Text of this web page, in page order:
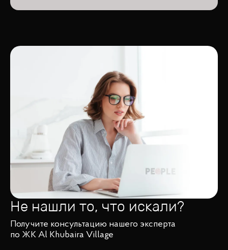
Не нашли то, что искали?
Получите консультацию нашего эксперта
по ЖК Al Khubaira Village